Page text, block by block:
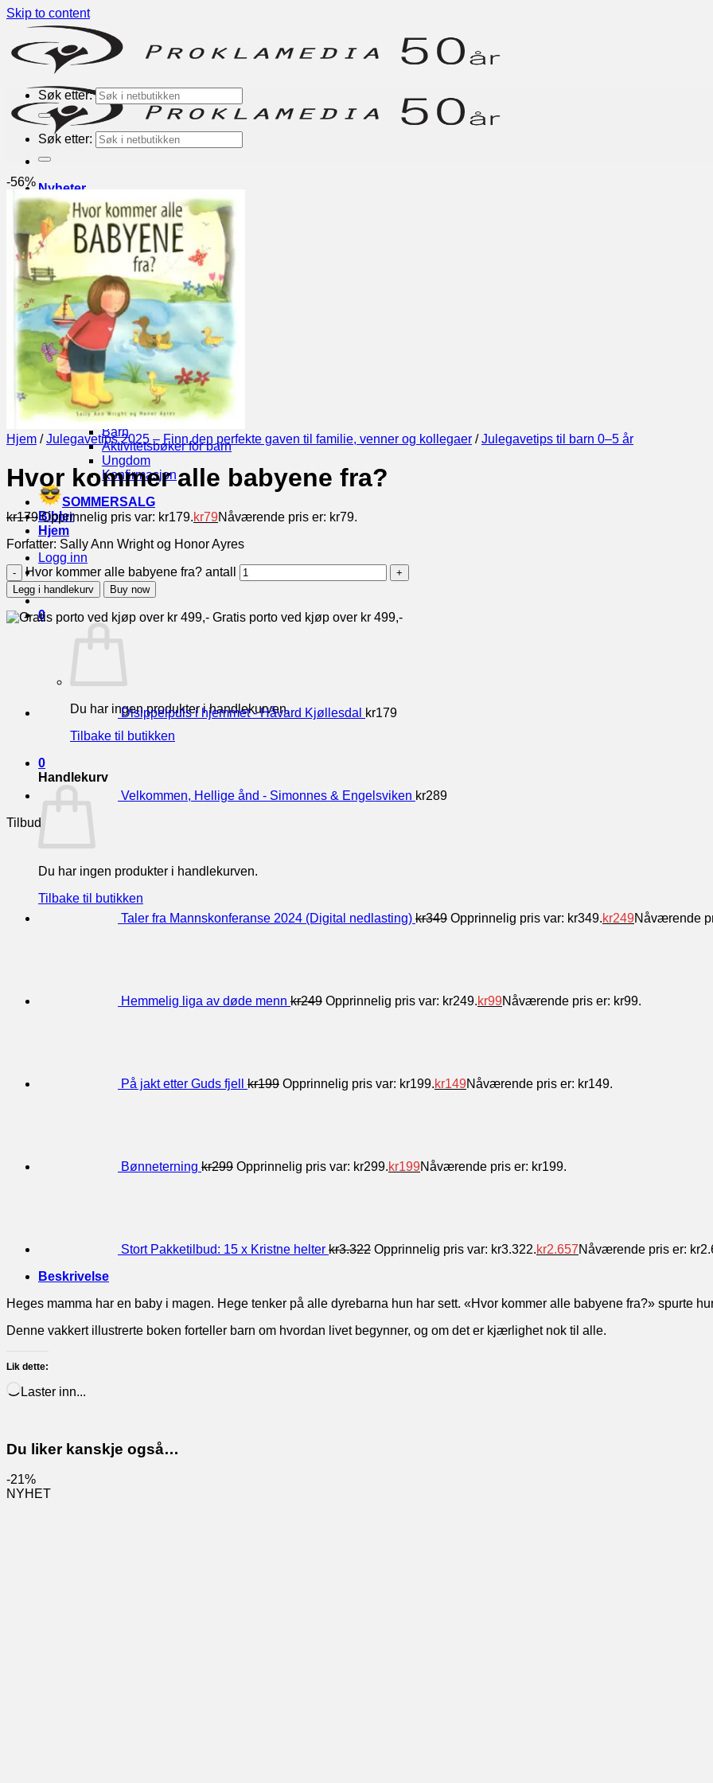
Skip to content
Nyheter
Bøker
Kategorier
Inspirasjon
Andaktsbøker
Romaner
Alphakurs
Engelske
Andre forlag
TEMA
Bønn
Evangelisering
Misjon
Familieliv
Trosforsvar
Biografier
Barn og Unge
Barn
Aktivitetsbøker for barn
Ungdom
Konfirmasjon
SOMMERSALG
Bibler
Hjem
Logg inn
Kasse +
0
Du har ingen produkter i handlekurven.
Tilbake til butikken
0
Handlekurv
Du har ingen produkter i handlekurven.
Tilbake til butikken
Søk etter:
Søk etter:
-56%
Hjem / Julegavetips 2025 – Finn den perfekte gaven til familie, venner og kollegaer / Julegavetips til barn 0–5 år
Hvor kommer alle babyene fra?
kr179 Opprinnelig pris var: kr179.kr79Nåværende pris er: kr79.
Forfatter: Sally Ann Wright og Honor Ayres
Hvor kommer alle babyene fra? antall
Legg i handlekurv Buy now
Gratis porto ved kjøp over kr 499,-
Disippelpuls i hjemmet - Håvard Kjøllesdal kr179
Velkommen, Hellige ånd - Simonnes & Engelsviken kr289
Tilbud
Taler fra Mannskonferanse 2024 (Digital nedlasting) kr349 Opprinnelig pris var: kr349.kr249Nåværende
Hemmelig liga av døde menn kr249 Opprinnelig pris var: kr249.kr99Nåværende pris er: kr99.
På jakt etter Guds fjell kr199 Opprinnelig pris var: kr199.kr149Nåværende pris er: kr149.
Bønneterning kr299 Opprinnelig pris var: kr299.kr199Nåværende pris er: kr199.
Stort Pakketilbud: 15 x Kristne helter kr3.322 Opprinnelig pris var: kr3.322.kr2.657Nåværende pris er:
Beskrivelse
Heges mamma har en baby i magen. Hege tenker på alle dyrebarna hun har sett. «Hvor kommer alle babyene fra?» spurte
Denne vakkert illustrerte boken forteller barn om hvordan livet begynner, og om det er kjærlighet nok til alle.
Lik dette:
Laster inn...
Du liker kanskje også…
-21%
NYHET